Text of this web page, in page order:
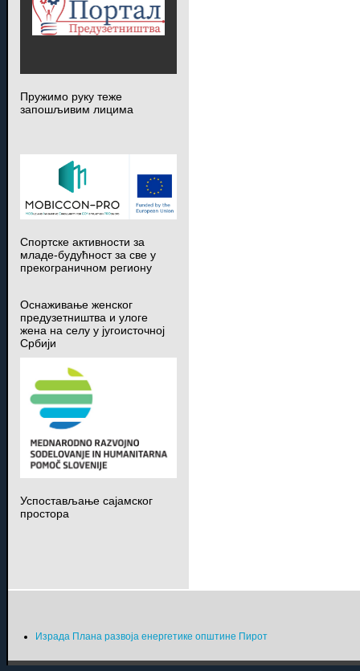
Пружимо руку теже
запошљивим лицима
Спортске активности за
младе-будућност за све у
прекограничном региону
Оснаживање женског
предузетништва и улоге
жена на селу у југоисточној
Србији
Успостављање сајамског
простора
Израда Плана развоја енергетике општине Пирот